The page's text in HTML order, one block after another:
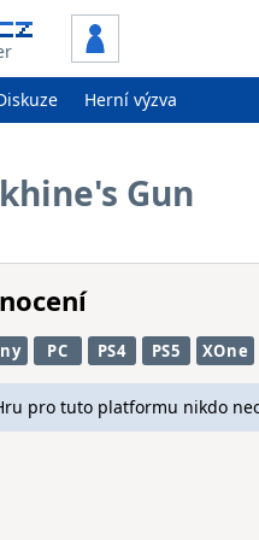
Herní výzva
Gun
PC PS4 PS5 XOne
pro tuto platformu nikdo